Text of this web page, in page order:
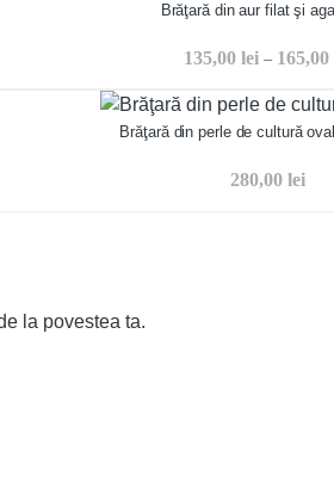
Brăţară din aur filat şi
135,00 lei – 165,00
Brăţară din perle de cultură
280,00 lei
la povestea ta.